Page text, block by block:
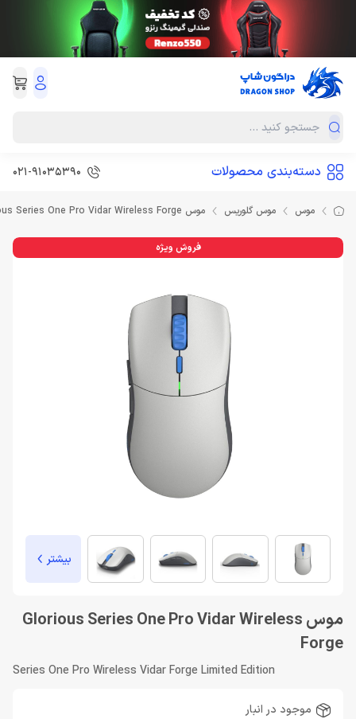
دسته‌بندی محصولات 021-91035390
موس موس گلوریس موس Glorious Series One Pro Vidar Wireless Forge
فروش ویژه
بیشتر
موس Glorious Series One Pro Vidar Wireless
Forge
Series One Pro Wireless Vidar Forge Limited Edition
موجود در انبار